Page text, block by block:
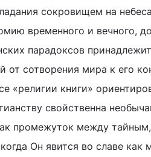
сокровищем на
временного и вечного,
парадоксов
от сотворения мира к его
«религии книги»
свойственна
промежуток между
Он явится во славе как